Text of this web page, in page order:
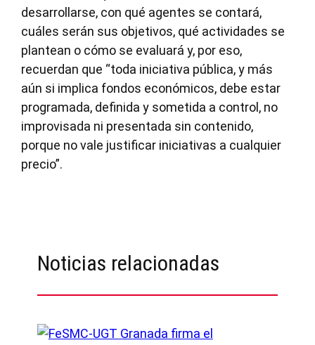
desarrollarse, con qué agentes se contará,
cuáles serán sus objetivos, qué actividades se
plantean o cómo se evaluará y, por eso,
recuerdan que “toda iniciativa pública, y más
aún si implica fondos económicos, debe estar
programada, definida y sometida a control, no
improvisada ni presentada sin contenido,
porque no vale justificar iniciativas a cualquier
precio”.
Noticias relacionadas